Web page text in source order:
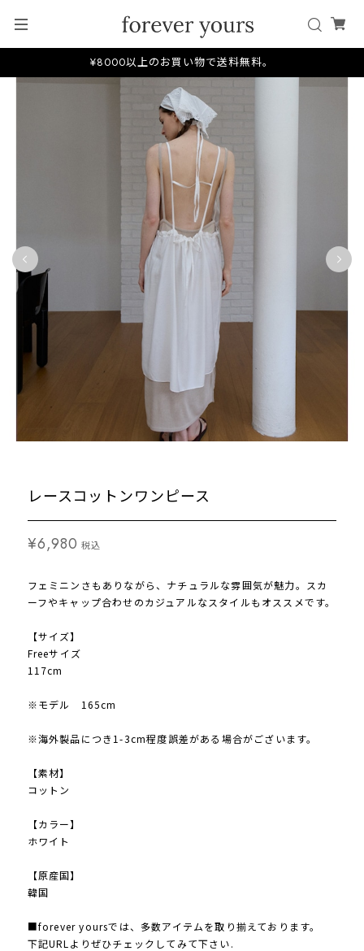
¥8000以上のお買い物で送料無料。
レースコットンワンピース
¥6,980 税込
フェミニンさもありながら、ナチュラルな雰囲気が魅力。スカ
ーフやキャップ合わせのカジュアルなスタイルもオススメです。
【サイズ】
Freeサイズ
117cm
※モデル 165cm
※海外製品につき1-3cm程度誤差がある場合がございます。
【素材】
コットン
【カラー】
ホワイト
【原産国】
韓国
■forever yoursでは、多数アイテムを取り揃えております。
下記URLよりぜひチェックしてみて下さい.